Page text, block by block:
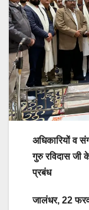
अधिकारियों व
गुरु रविदास जी
प्रबंध
जालंधर, 22